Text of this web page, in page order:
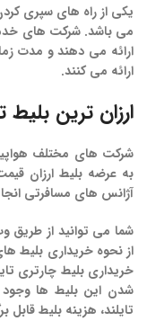
یکی از راه های سپری
می باشد. شرکت های
ارائه می دهند و مدت
ارائه می کنند.
ارزان ترین بلیط
شرکت های مختلف
به عرضه بلیط ارزان
آژانس های مسافرتی
شما می توانید از طریق
از نحوه خریداری بلیط
خریداری بلیط چارتری
شدن این بلیط ها
تایلند، هزینه بلیط